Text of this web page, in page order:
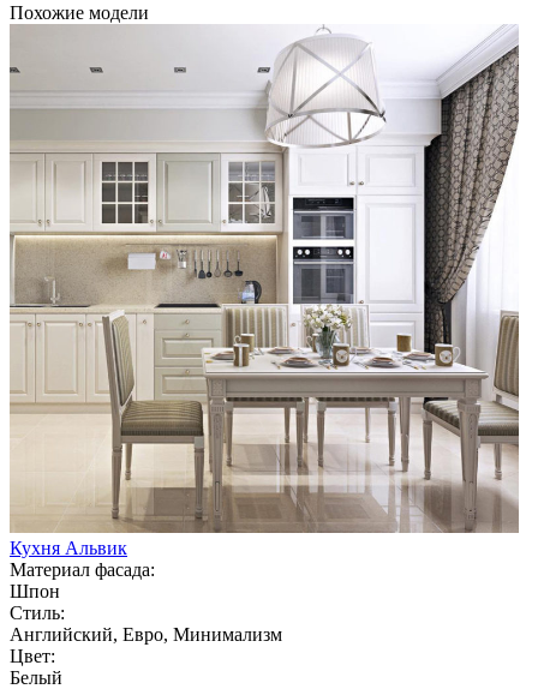
Похожие модели
Кухня Альвик
Материал фасада:
Шпон
Стиль:
Английский, Евро, Минимализм
Цвет:
Белый